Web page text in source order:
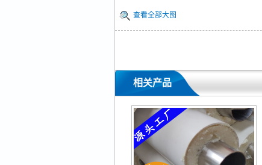
查看全部大图
相关产品